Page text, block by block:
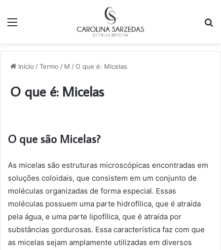
Início /Termo / M /O que é: Micelas
O que é: Micelas
O que são Micelas?
As micelas são estruturas microscópicas encontradas em
soluções coloidais, que consistem em um conjunto de
moléculas organizadas de forma especial. Essas
moléculas possuem uma parte hidrofílica, que é atraída
pela água, e uma parte lipofílica, que é atraída por
substâncias gordurosas. Essa característica faz com que
as micelas sejam amplamente utilizadas em diversos